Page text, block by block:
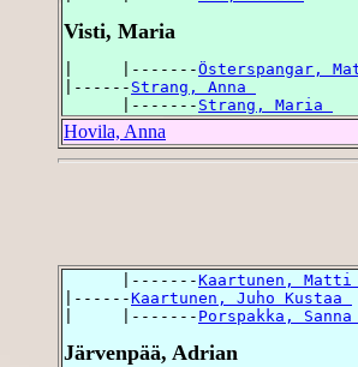
Visti, Maria
|     |-------Österspangar,
|------ Strang, Anna
      |-------
Strang, Maria
Hovila, Anna
      |-------
Kaartunen, Matti
|------Kaartunen, Juho Kustaa
|     |------- Porspakka, Sanna
Järvenpää, Adrian